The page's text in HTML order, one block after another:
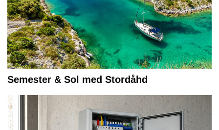
Semester & Sol med Stordåhd